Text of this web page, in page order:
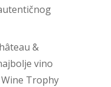
&
vino
Trophy